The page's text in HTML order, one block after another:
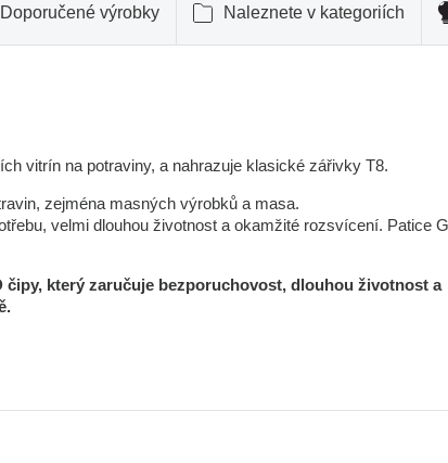
Doporučené výrobky Naleznete v kategoriích
vitrín na potraviny, a nahrazuje klasické zářivky T8.
zejména masných výrobků a masa.
velmi dlouhou životnost a okamžité rozsvícení. Patice
který zaručuje bezporuchovost, dlouhou životnost a